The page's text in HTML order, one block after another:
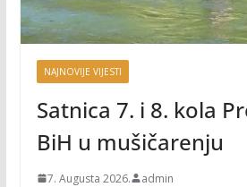
NAJNOVIJE VIJESTI
Satnica 7. i 8. kola
BiH u mušičarenju
7. Augusta 2026. admin